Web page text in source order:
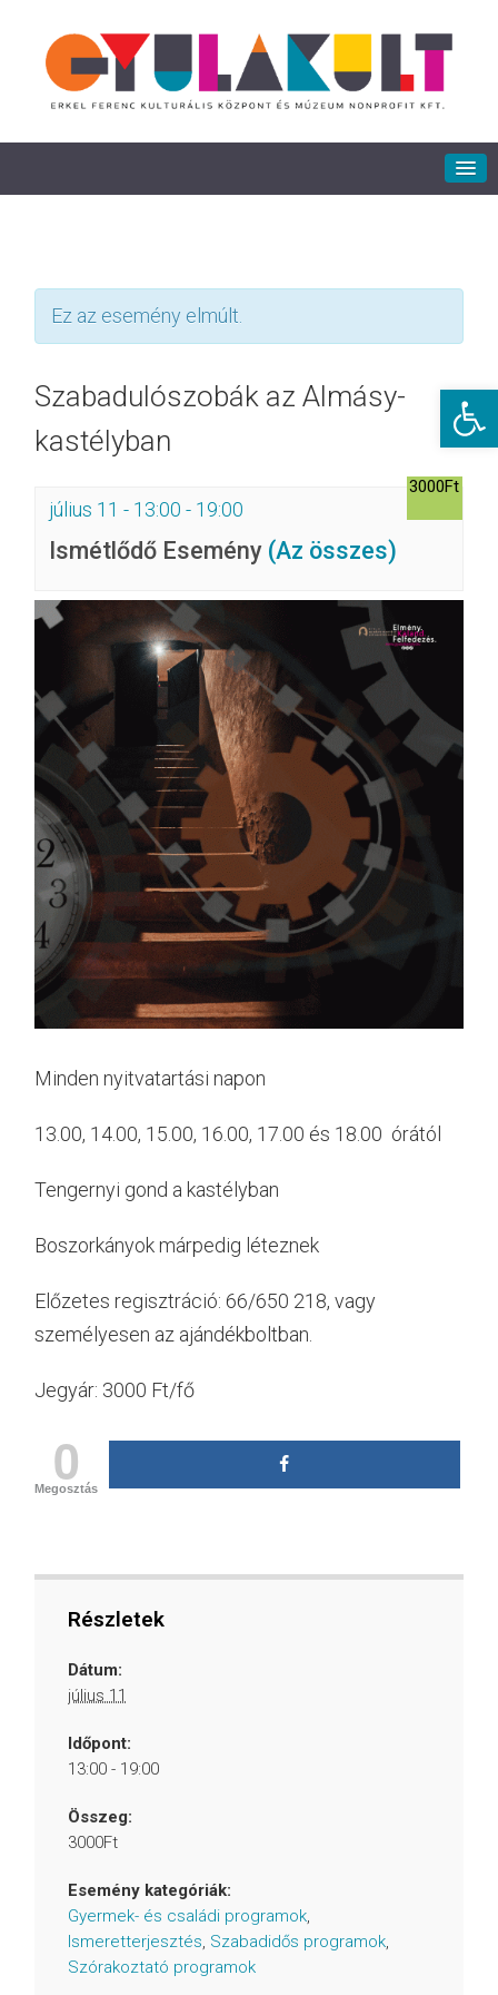
Ez az esemény elmúlt.
Szabadulószobák az Almásy-
kastélyban
július 11 - 13:00 - 19:00
Ismétlődő Esemény (Az összes)
3000Ft
Minden nyitvatartási napon
13.00, 14.00, 15.00, 16.00, 17.00 és 18.00 órától
Tengernyi gond a kastélyban
Boszorkányok márpedig léteznek
Előzetes regisztráció: 66/650 218, vagy
személyesen az ajándékboltban.
Jegyár: 3000 Ft/fő
0
Megosztás
Részletek
Dátum:
július 11
Időpont:
13:00 - 19:00
Összeg:
3000Ft
Esemény kategóriák:
Gyermek- és családi programok,
Ismeretterjesztés, Szabadidős programok,
Szórakoztató programok